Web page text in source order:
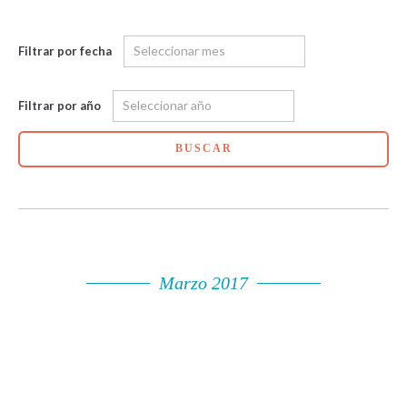
Filtrar por fecha
Filtrar por año
BUSCAR
Marzo 2017